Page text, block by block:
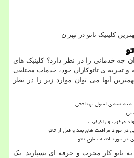
کلینیک تاتو در تهران
چه خدماتی را در نظر دارد؟ کلینیک های
و تجربه ی تاتوکاران خود، خدمات مختلفی
آنها می توان موارد زیر را در نظر
به همه ی اصول بهداشتی
مرغوب و با کیفیت
مورد مراقبت های بعد و قبل از تاتو
در مورد انتخاب طرح تاتو
تاتو کار مجرب و حرفه ای بسپارید. یک